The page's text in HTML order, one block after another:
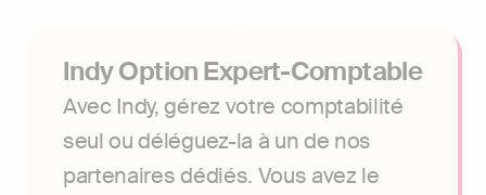
Indy Option Expert-Comptable
Avec Indy, gérez votre comptabilité
seul ou déléguez-la à un de nos
partenaires dédiés. Vous avez le